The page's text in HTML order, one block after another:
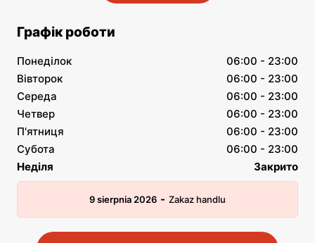
Графік роботи
Понеділок
06:00 - 23:00
Вівторок
06:00 - 23:00
Середа
06:00 - 23:00
Четвер
06:00 - 23:00
П'ятниця
06:00 - 23:00
Субота
06:00 - 23:00
Неділя
Закрито
9 sierpnia 2026 - Zakaz handlu